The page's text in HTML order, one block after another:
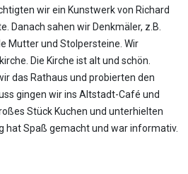
wir ein Kunstwerk von Richard
Danach sahen wir Denkmäler, z.B.
Mutter und Stolpersteine. Wir
Die Kirche ist alt und schön.
das Rathaus und probierten den
gingen wir ins Altstadt-Café und
Stück Kuchen und unterhielten
hat Spaß gemacht und war informativ.